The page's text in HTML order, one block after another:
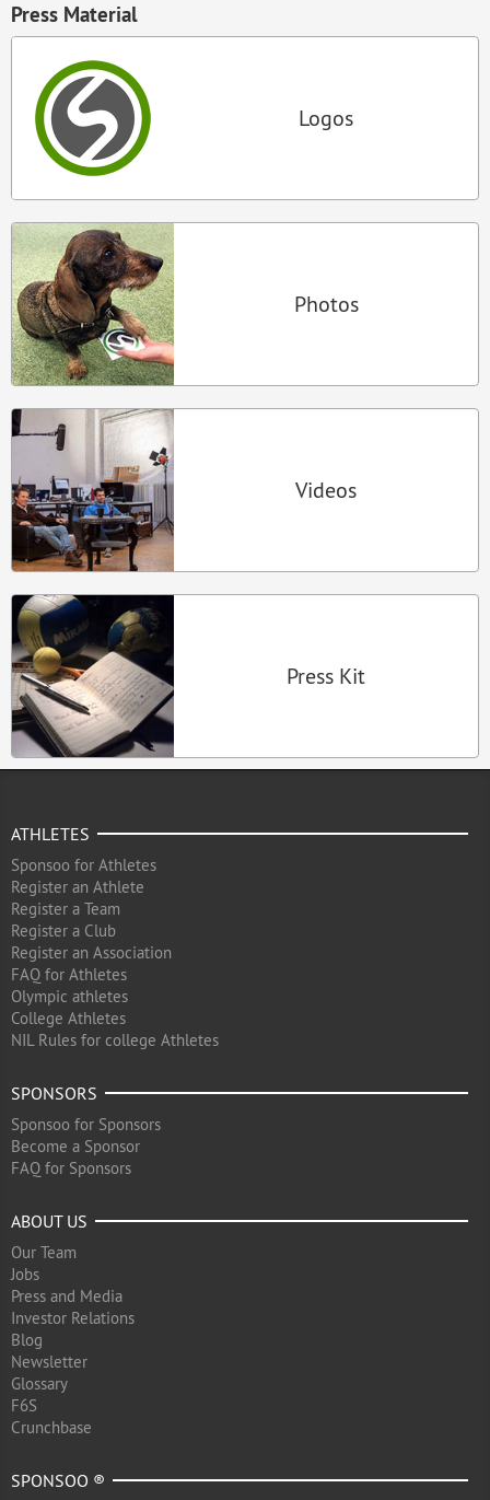
Press Material
Logos
Photos
Videos
Press Kit
ATHLETES
Sponsoo for Athletes
Register an Athlete
Register a Team
Register a Club
Register an Association
FAQ for Athletes
Olympic athletes
College Athletes
NIL Rules for college Athletes
SPONSORS
Sponsoo for Sponsors
Become a Sponsor
FAQ for Sponsors
ABOUT US
Our Team
Jobs
Press and Media
Investor Relations
Blog
Newsletter
Glossary
F6S
Crunchbase
SPONSOO ®